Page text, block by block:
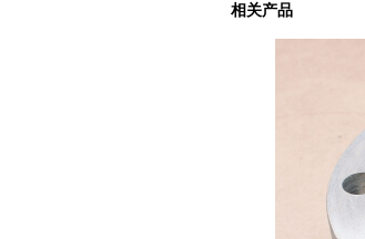
相关产品